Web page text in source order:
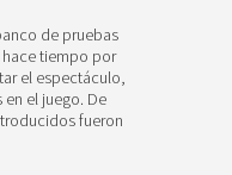
de pruebas
hace tiempo por
el espectáculo,
el juego. De
fueron